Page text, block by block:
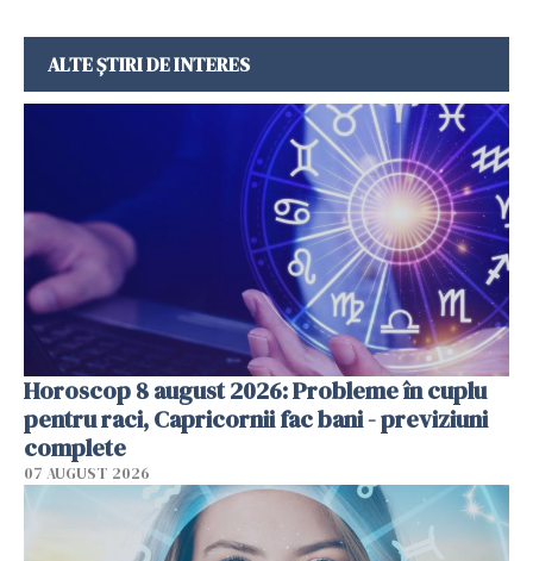
ALTE ȘTIRI DE INTERES
Horoscop 8 august 2026: Probleme în cuplu
pentru raci, Capricornii fac bani - previziuni
complete
07 AUGUST 2026